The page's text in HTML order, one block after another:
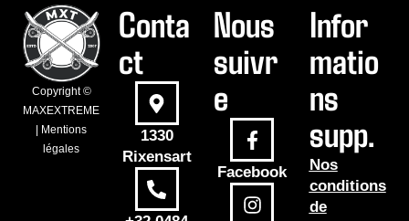
Copyright ©
MAXEXTREME
| Mentions
légales
Conta
ct
1330
Rixensart
Nous
suivr
e
Facebook
Infor
matio
ns
supp.
Nos
conditions
de